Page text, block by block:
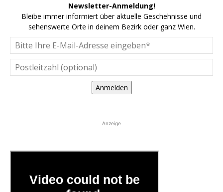
Newsletter-Anmeldung!
Bleibe immer informiert über aktuelle Geschehnisse und
sehenswerte Orte in deinem Bezirk oder ganz Wien.
Anmelden
Anzeige